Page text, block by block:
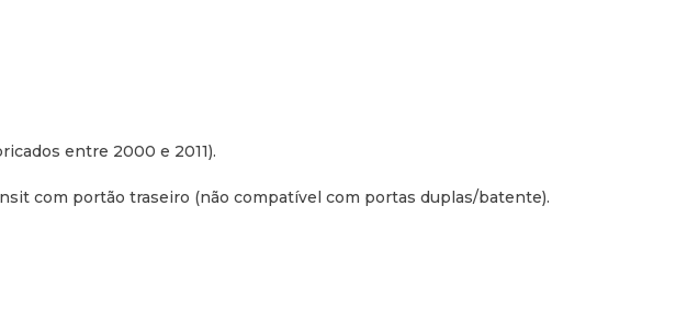
entre 2000 e 2011).
com portão traseiro (não compatível com portas duplas/batente).